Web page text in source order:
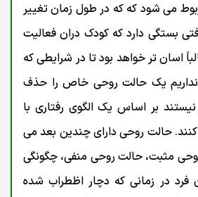
می شود که که در طول زمان تغییر
بستگی دارد که کودک دران فعالیت
اسان تر خواهد بود تا در شرایطی که
نداریم یک حالت روحی خاص را حذف
بر اساس یک الگوی رفتاری با
حالت روحی دارای چندین بعد می
مثبت، حالت روحی منفی، چگونگی
در زمانی که دچار اظطراب شده